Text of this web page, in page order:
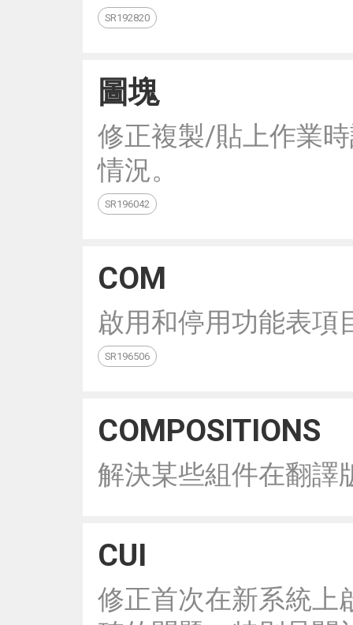
SR192820
圖塊
修正複製/貼上作業
情況。
SR196042
COM
啟用和停用功能表項
SR196506
COMPOSITIONS
解決某些組件在翻譯
CUI
修正首次在新系統上